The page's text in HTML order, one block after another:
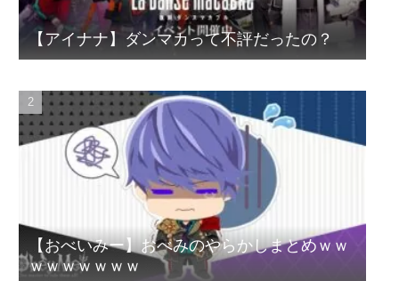
【アイナナ】ダンマカって不評だったの？
【おべいみー】おべみのやらかしまとめｗｗ
ｗｗｗｗｗｗｗ